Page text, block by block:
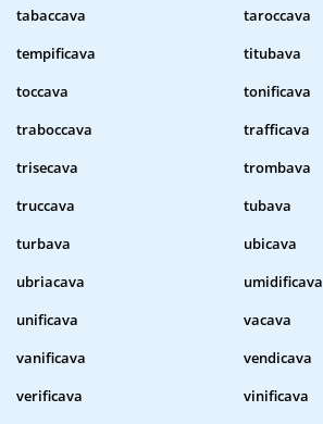
tabaccava
taroccava
tempificava
titubava
toccava
tonificava
traboccava
trafficava
trisecava
trombava
truccava
tubava
turbava
ubicava
ubriacava
umidificava
unificava
vacava
vanificava
vendicava
verificava
vinificava